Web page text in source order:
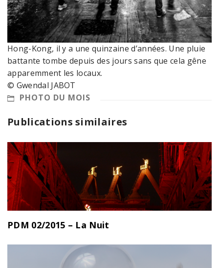
Hong-Kong, il y a une quinzaine d’années. Une pluie
battante tombe depuis des jours sans que cela gêne
apparemment les locaux.
© Gwendal JABOT
PHOTO DU MOIS
Publications similaires
PDM 02/2015 – La Nuit